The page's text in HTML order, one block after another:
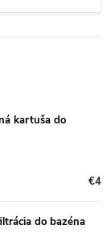
kartuša do
€4
do bazéna